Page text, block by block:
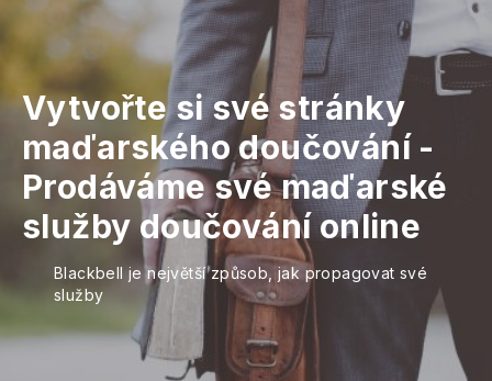
Vytvořte si své stránky
maďarského doučování-
Prodáváme své maďarské
služby doučování online
Blackbell je největší způsob, jak propagovat své
služby